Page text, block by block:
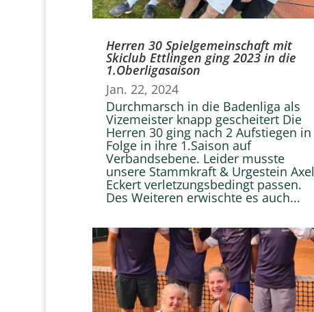
Herren 30 Spielgemeinschaft mit
Skiclub Ettlingen ging 2023 in die
1.Oberligasaison
Jan. 22, 2024
Durchmarsch in die Badenliga als
Vizemeister knapp gescheitert Die
Herren 30 ging nach 2 Aufstiegen in
Folge in ihre 1.Saison auf
Verbandsebene. Leider musste
unsere Stammkraft & Urgestein Axel
Eckert verletzungsbedingt passen.
Des Weiteren erwischte es auch...